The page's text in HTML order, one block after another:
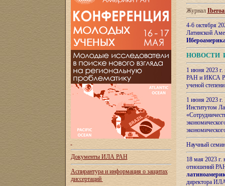
Документы ИЛА РАН
Аспирантура и информация о защитах
диссертаций
Журнал
4-6 октября
Латинской
НОВОСТИ
1 июня 2023
РАН и ИКСА
ученой
1 июня 2023
Институтом
Научный
18 мая 2023
отношений
директора